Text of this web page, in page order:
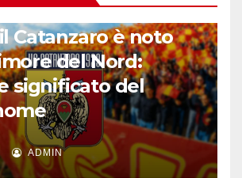
Catanzaro è noto
del Nord:
significato del
ADMIN